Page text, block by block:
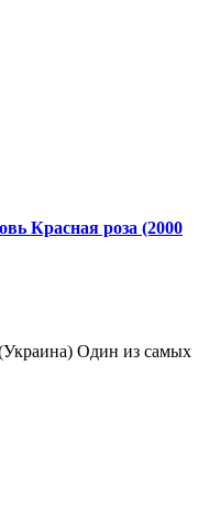
Красная роза (2000
Один из самых